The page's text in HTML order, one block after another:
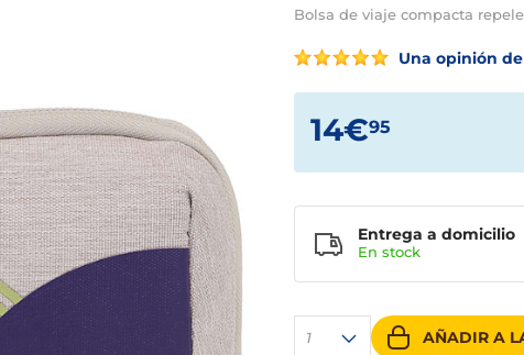
Bolsa de viaje compacta
Una opinión
14€95
1 AÑADIR A
Entrega a domicilio
En stock